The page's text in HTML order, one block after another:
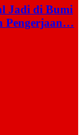
Jadi di Bumi
Pengerjaan…